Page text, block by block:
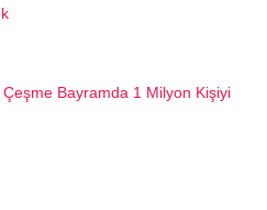
Çeşme Bayramda 1 Milyon Kişiyi